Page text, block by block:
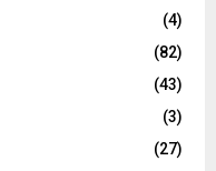
(4)
(82)
(43)
(3)
(27)